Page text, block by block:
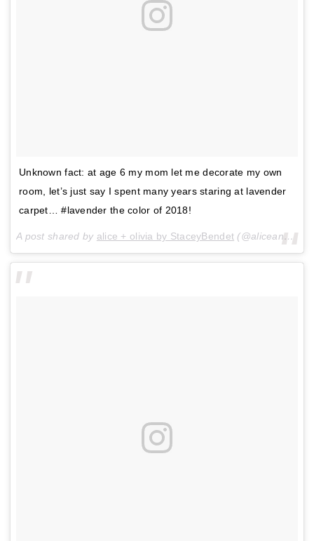
Unknown fact: at age 6 my mom let me decorate my own
room, let’s just say I spent many years staring at lavender
carpet… #lavender the color of 2018!
A post shared by alice + olivia by StaceyBendet (@aliceandolivia) on